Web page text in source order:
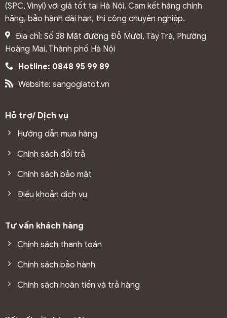
(SPC, Vinyl) với giá tốt tại Hà Nội. Cam kết hàng chính
hãng, bảo hành dài hạn, thi công chuyên nghiệp.
Địa chỉ: Số 38 Mặt đường Đỗ Mười, Tây Trà, Phường
Hoàng Mai, Thành phố Hà Nội
Hotline: 0848 95 99 89
Website: sangogiatot.vn
Hỗ trợ/ Dịch vụ
Hướng dẫn mua hàng
Chính sách đổi trả
Chính sách bảo mật
Điều khoản dịch vụ
Tư vấn khách hàng
Chính sách thanh toán
Chính sách bảo hành
Chính sách hoàn tiền và trả hàng